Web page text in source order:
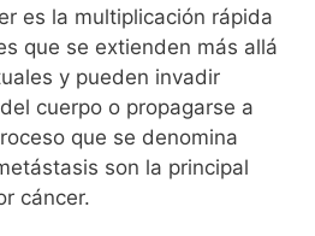
es la multiplicación rápida
que se extienden más allá
y pueden invadir
cuerpo o propagarse a
que se denomina
son la principal
cáncer.